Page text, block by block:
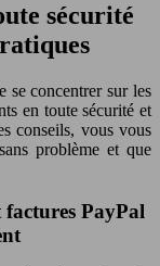
sécurité
se concentrer sur les
en toute sécurité et
conseils, vous vous
problème et que
factures PayPal